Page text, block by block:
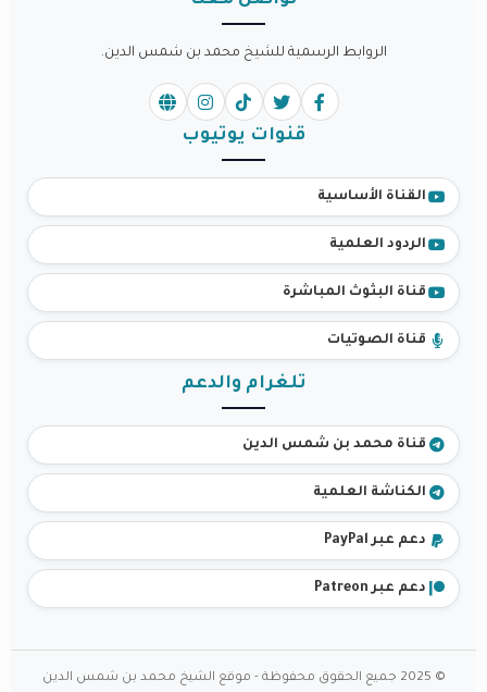
الروابط الرسمية للشيخ محمد بن شمس الدين.
قنوات يوتيوب
القناة الأساسية
الردود العلمية
قناة البثوث المباشرة
قناة الصوتيات
تلغرام والدعم
قناة محمد بن شمس الدين
الكناشة العلمية
دعم عبر PayPal
دعم عبر Patreon
© 2025 جميع الحقوق محفوظة - موقع الشيخ محمد بن شمس الدين